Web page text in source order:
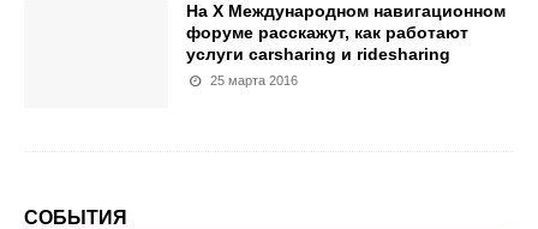
На X Международном навигационном
форуме расскажут, как работают
услуги carsharing и ridesharing
25 марта 2016
СОБЫТИЯ